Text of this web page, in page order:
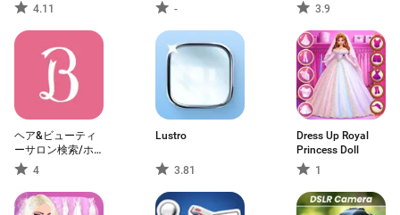
4.11
-
3.9
ヘア&ビューティ
ーサロン検索/ホ
ットペッパービュ
ーティー
4
Lustro
3.81
Dress Up Royal
Princess Doll
1